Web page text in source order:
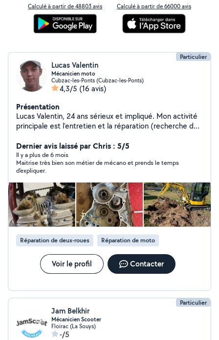
Calculé à partir de 48803 avis Calculé à partir de 66000 avis
Particulier
Lucas Valentin
Mécanicien moto
Cubzac-les-Ponts (Cubzac-les-Ponts)
4,3/5 (16 avis)
Présentation
Lucas Valentin, 24 ans sérieux et impliqué. Mon activité
principale est l'entretien et la réparation (recherche de
pour des livraisons et évacuation avec un camion benne
ou remorque grillagée, entretien espace vert, travail
dans le bâtiment, peinture.
Dernier avis laissé par Chris : 5/5
Il y a plus de 6 mois
Maitrise très bien son métier de mécano et prends le temps
d’expliquer.
Réparation de deux-roues Réparation de moto
Voir le profil Contacter
Particulier
Jam Belkhir
Mécanicien Scooter
Floirac (La Souys)
-/5